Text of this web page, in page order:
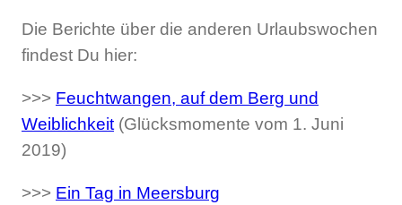
Die Berichte über die anderen Urlaubswochen
findest Du hier:
>>> Feuchtwangen, auf dem Berg und
Weiblichkeit(Glücksmomente vom 1. Juni
2019)
>>> Ein Tag in Meersburg